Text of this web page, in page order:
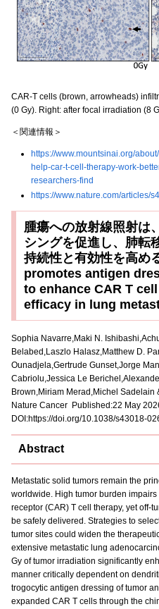
CAR-T cells (brown, arrowheads)
(0 Gy). Right: after focal irradiation (8
＜関連情報＞
https://www.mountsinai.org/
help-car-t-cell-therapy-work-
researchers-find
https://www.nature.com/articles/
腫瘍への放射線照射は
シングを促進し、肺転
持続性と有効性を高
promotes antigen
to enhance CAR T
efficacy in lung
Sophia Navarre,Maki N.
Belabed,Laszlo Halasz,Matthew D.
Ounadjela,Gertrude Gunset,Jorge
Cabriolu,Jessica Le
Brown,Miriam Merad,Michel Sadelain
Nature Cancer Published:22 May
DOI:https://doi.org/10.1038/s43018-
Abstract
Metastatic solid tumors remain the
worldwide. High tumor burden
receptor (CAR) T cell therapy, yet off-
be safely delivered. Strategies to
tumor sites could widen the
extensive metastatic lung
Gy of tumor irradiation significantly
manner critically dependent on
trogocytic antigen dressing of tumor
expanded CAR T cells through the